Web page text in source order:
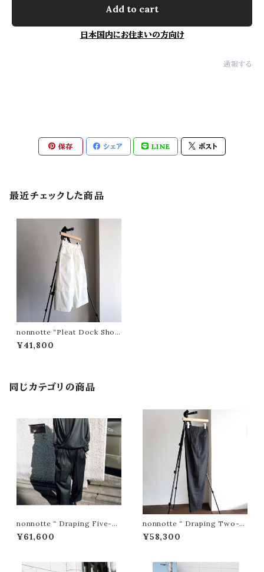
Add to cart
日本国内にお住まいの方向け
通報する
保存 シェア LINE ポスト
最近チェックした商品
nonnotte “Pleat Dock Short
s Trousers (White )”
¥41,800
同じカテゴリの商品
nonnotte “ Draping Five-T
uck Wide Trousers ( Trace
Bird Plaid )”
¥61,600
nonnotte “ Draping Two-T
uck Tapered Trousers ( Tr
ace Bird Plaid )”
¥58,300